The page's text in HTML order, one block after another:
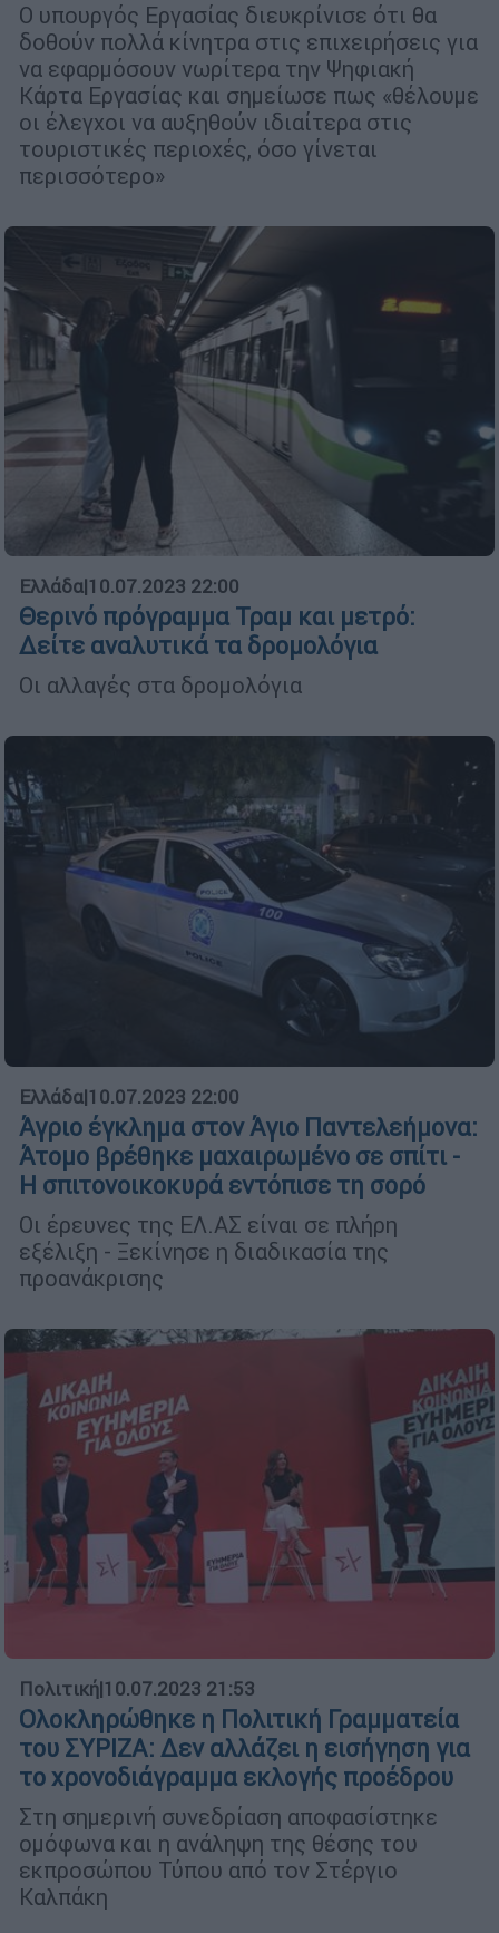
Ο υπουργός Εργασίας διευκρίνισε ότι θα
δοθούν πολλά κίνητρα στις επιχειρήσεις για
να εφαρμόσουν νωρίτερα την Ψηφιακή
Κάρτα Εργασίας και σημείωσε πως «θέλουμε
οι έλεγχοι να αυξηθούν ιδιαίτερα στις
τουριστικές περιοχές, όσο γίνεται
περισσότερο»
Ελλάδα|10.07.2023 22:00
Θερινό πρόγραμμα Τραμ και μετρό:
Δείτε αναλυτικά τα δρομολόγια
Οι αλλαγές στα δρομολόγια
Ελλάδα|10.07.2023 22:00
Άγριο έγκλημα στον Άγιο Παντελεήμονα:
Άτομο βρέθηκε μαχαιρωμένο σε σπίτι -
Η σπιτονοικοκυρά εντόπισε τη σορό
Οι έρευνες της ΕΛ.ΑΣ είναι σε πλήρη
εξέλιξη - Ξεκίνησε η διαδικασία της
προανάκρισης
Πολιτική|10.07.2023 21:53
Ολοκληρώθηκε η Πολιτική Γραμματεία
του ΣΥΡΙΖΑ: Δεν αλλάζει η εισήγηση για
το χρονοδιάγραμμα εκλογής προέδρου
Στη σημερινή συνεδρίαση αποφασίστηκε
ομόφωνα και η ανάληψη της θέσης του
εκπροσώπου Τύπου από τον Στέργιο
Καλπάκη